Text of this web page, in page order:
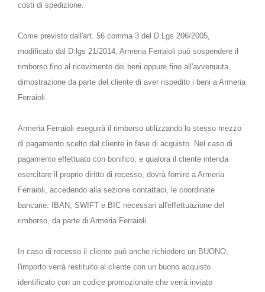
costi di spedizione.
Come previsto dall'art. 56 comma 3 del D.Lgs 206/2005,
modificato dal D.lgs 21/2014, Armeria Ferraioli può sospendere il
rimborso fino al ricevimento dei beni oppure fino all'avvenuuta
dimostrazione da parte del cliente di aver rispedito i beni a Armeria
Ferraioli.
Armeria Ferraioli eseguirà il rimborso utilizzando lo stesso mezzo
di pagamento scelto dal cliente in fase di acquisto. Nel caso di
pagamento effettuato con bonifico, e qualora il cliente intenda
esercitare il proprio diritto di recesso, dovrà fornire a Armeria
Ferraioli, accedendo alla sezione contattaci, le coordinate
bancarie: IBAN, SWIFT e BIC necessari all'effettuazione del
rimborso, da parte di Armeria Ferraioli.
In caso di recesso il cliente può anche richiedere un BUONO,
l'importo verrà restituito al cliente con un buono acquisto
identificato con un codice promozionale che verrà inviato